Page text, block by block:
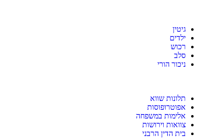
גיטין
ילדים
רכוש
סלב
ניכור הורי
תלונות שווא
אפוטרופוסות
אלימות במשפחה
צוואות וירושות
בית הדין הרבני